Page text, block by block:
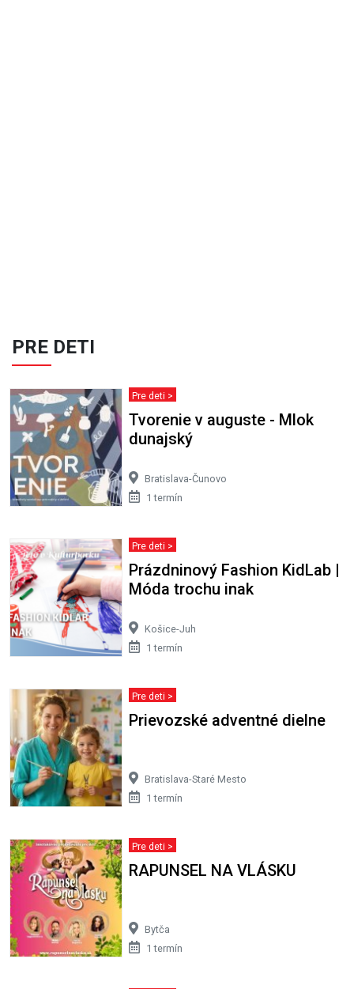
PRE DETI
Pre deti >
Tvorenie v auguste - Mlok
dunajský
Bratislava-Čunovo
1 termín
Pre deti >
Prázdninový Fashion KidLab |
Móda trochu inak
Košice-Juh
1 termín
Pre deti >
Prievozské adventné dielne
Bratislava-Staré Mesto
1 termín
Pre deti >
RAPUNSEL NA VLÁSKU
Bytča
1 termín